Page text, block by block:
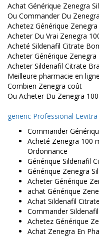
Achat Générique Zenegra
Ou Commander Du
Achetez Générique
Acheter Du Vrai Zenegra
Acheté Sildenafil Citrate
Acheter Générique
Acheter Sildenafil Citrate
Meilleure pharmacie en
Combien Zenegra coût
Ou Acheter Du Zenegra
generic Professional Levitra
Commander
Acheté Zenegra 100
Ordonnance
Générique Sildenafil
Générique Zenegra
Acheter Générique
achat Générique
Achat Sildenafil
Commander
Achetez Générique
Achat Zenegra En